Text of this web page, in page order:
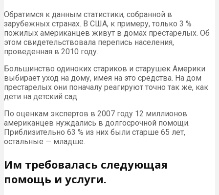
Обратимся к данным статистики, собранной в
зарубежных странах. В США, к примеру, только 3 %
пожилых американцев живут в домах престарелых. Об
этом свидетельствовала перепись населения,
проведенная в 2010 году.
Большинство одиноких стариков и старушек Америки
выбирает уход на дому, имея на это средства. На дом
престарелых они поначалу реагируют точно так же, как
дети на детский сад.
По оценкам экспертов в 2007 году 12 миллионов
американцев нуждались в долгосрочной помощи.
Приблизительно 63 % из них были старше 65 лет,
остальные — младше.
Им требовалась следующая
помощь и услуги.